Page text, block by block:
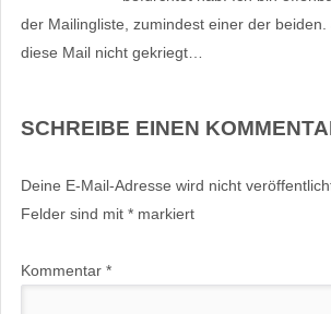
der Mailingliste, zumindest einer der
diese Mail nicht gekriegt…
SCHREIBE EINEN
Deine E-Mail-Adresse wird nicht
Felder sind mit *markiert
Kommentar *